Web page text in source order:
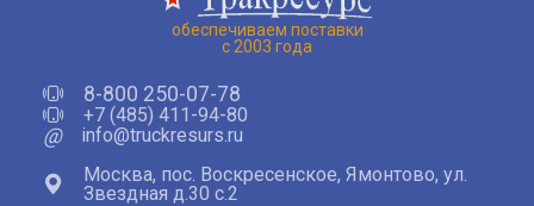
обеспечиваем поставки
с 2003 года
8-800 250-07-78
+7 (485) 411-94-80
@
info@truckresurs.ru
Москва, пос. Воскресенское, Ямонтово, ул.
Звездная д.30 с.2